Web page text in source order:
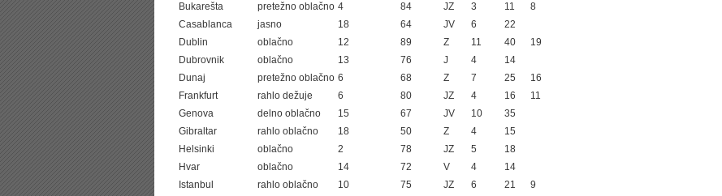
Bukarešta
pretežno oblačno 4 84 JZ 3 11
8
Casablanca
jasno 18 64 JV 6
22
Dublin
oblačno 12 89 Z 11 40
19
Dubrovnik
oblačno 13 76 J 4
14
Dunaj
pretežno oblačno 6 68 Z 7 25
16
Frankfurt
rahlo dežuje 6 80 JZ 4 16
11
Genova
delno oblačno 15 67 JV 10
35
Gibraltar
rahlo oblačno 18 50 Z 4
15
Helsinki
oblačno 2 78 JZ 5
18
Hvar
oblačno 14 72 V 4
14
Istanbul
rahlo oblačno 10 75 JZ 6 21
9